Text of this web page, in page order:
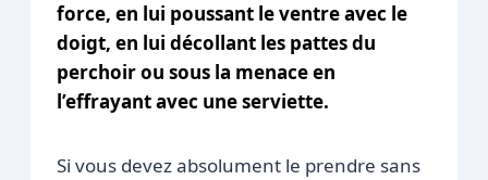
force, en lui poussant le ventre avec le
doigt, en lui décollant les pattes du
perchoir ou sous la menace en
l’effrayant avec une serviette.
Si vous devez absolument le prendre sans